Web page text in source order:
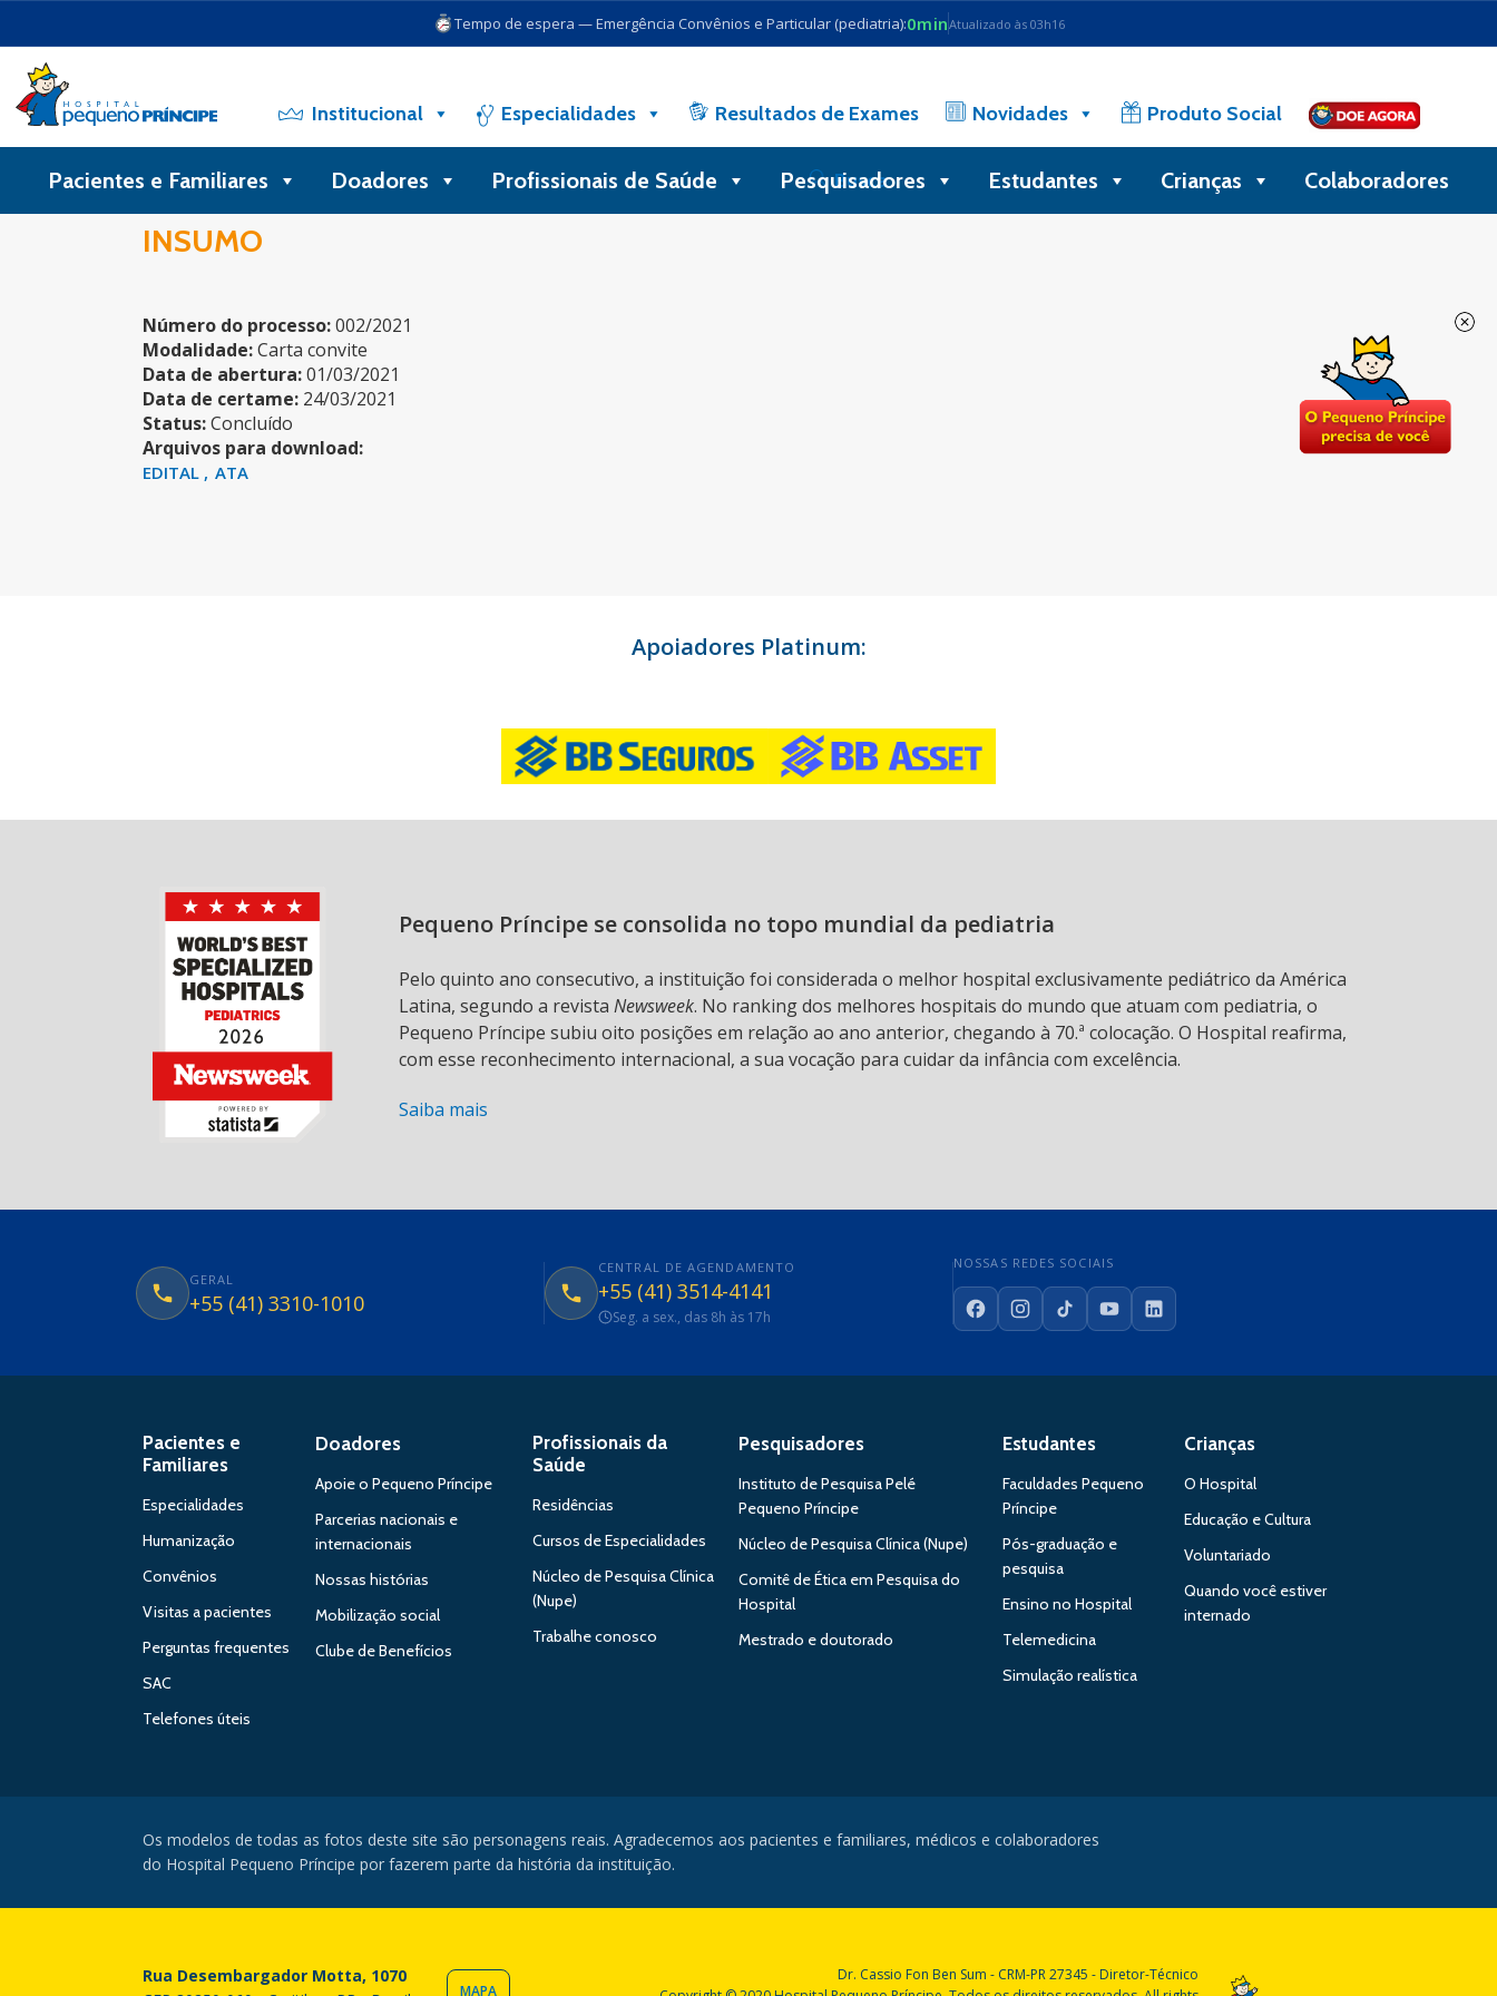
Tempo de espera — Emergência Convênios e Particular (pediatria):0minAtualizado às 03h16
Institucional Especialidades Resultados de Exames Novidades Produto Social
Busca
Pacientes e Familiares Doadores Profissionais de Saúde Pesquisadores Estudantes Crianças Colaboradores
INSUMO
Número do processo:002/2021
Modalidade:Carta convite
Data de abertura:01/03/2021
Data de certame: 24/03/2021
Status:Concluído
Arquivos para download:
EDITAL ATA
Apoiadores Platinum:
Pequeno Príncipe se consolida no topo mundial da pediatria
Pelo quinto ano consecutivo, a instituição foi considerada o melhor hospital exclusivamente pediátrico da América
Latina, segundo a revista Newsweek. No ranking dos melhores hospitais do mundo que atuam com pediatria, o
Pequeno Príncipe subiu oito posições em relação ao ano anterior, chegando à 70.ª colocação. O Hospital reafirma,
com esse reconhecimento internacional, a sua vocação para cuidar da infância com excelência.
Saiba mais
GERAL
+55 (41) 3310-1010
CENTRAL DE AGENDAMENTO
+55 (41) 3514-4141
Seg. a sex., das 8h às 17h
NOSSAS REDES SOCIAIS
FacebookInstagram
TikTokYouTubeLinkedIn
Pacientes e
Familiares
Especialidades
Humanização
Convênios
Visitas a pacientes
Perguntas frequentes
SAC
Telefones úteis
Doadores
Apoie o Pequeno Príncipe
Parcerias nacionais e
internacionais
Nossas histórias
Mobilização social
Clube de Benefícios
Profissionais da
Saúde
Residências
Cursos de Especialidades
Núcleo de Pesquisa Clínica
(Nupe)
Trabalhe conosco
Pesquisadores
Instituto de Pesquisa Pelé
Pequeno Príncipe
Núcleo de Pesquisa Clínica (Nupe)
Comitê de Ética em Pesquisa do
Hospital
Mestrado e doutorado
Estudantes
Faculdades Pequeno
Príncipe
Pós-graduação e
pesquisa
Ensino no Hospital
Telemedicina
Simulação realística
Crianças
O Hospital
Educação e Cultura
Voluntariado
Quando você estiver
internado
Os modelos de todas as fotos deste site são personagens reais. Agradecemos aos pacientes e familiares, médicos e colaboradores
do Hospital Pequeno Príncipe por fazerem parte da história da instituição.
Rua Desembargador Motta, 1070
MAPA
Dr. Cassio Fon Ben Sum - CRM-PR 27345 - Diretor-Técnico